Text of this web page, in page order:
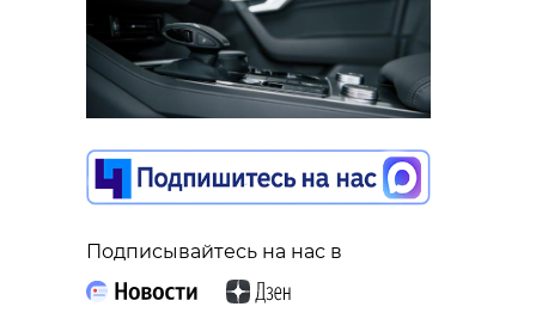
Подписывайтесь на нас в